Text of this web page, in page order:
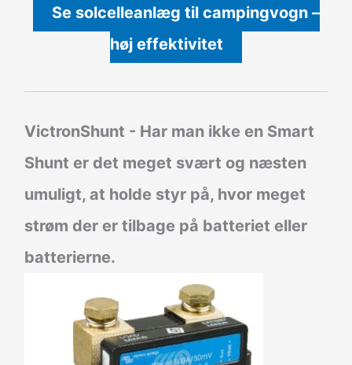
Se solcelleanlæg til campingvogn –
høj effektivitet
VictronShunt - Har man ikke en Smart
Shunt er det meget svært og næsten
umuligt, at holde styr på, hvor meget
strøm der er tilbage på batteriet eller
batterierne.